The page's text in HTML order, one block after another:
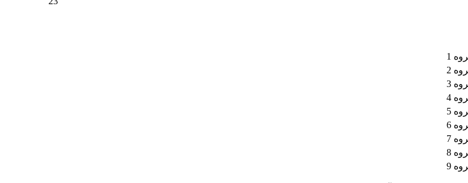
1
2
3
4
5
6
7
8
9